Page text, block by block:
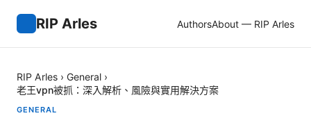
RIP Arles AuthorsAbout — RIP Arles
RIP Arles › General ›
老王vpn被抓：深入解析、風險與實用解決方案
GENERAL